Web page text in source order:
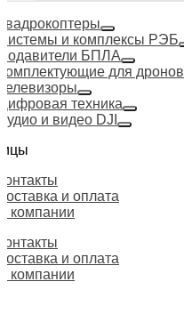
и комплексы РЭБ
БПЛА
для дронов
техника
и видео DJI
и оплата
компании
и оплата
компании